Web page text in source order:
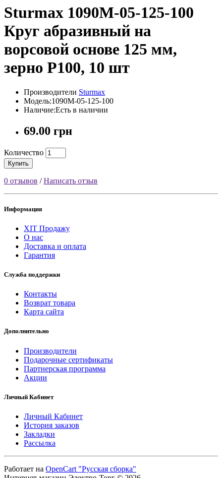
Sturmax 1090M-05-125-100
Круг абразивный на
ворсовой основе 125 мм,
зерно P100, 10 шт
Производители Sturmax
Модель:1090M-05-125-100
Наличие:Есть в наличии
69.00 грн
Количество
Купить
0 отзывов /Написать отзыв
Информация
ХІТ Продажу
О нас
Доставка и оплата
Гарантия
Служба поддержки
Контакты
Возврат товара
Карта сайта
Дополнительно
Производители
Подарочные сертификаты
Партнерская программа
Акции
Личный Кабинет
Личный Кабинет
История заказов
Закладки
Рассылка
Работает на OpenCart "Русская сборка"